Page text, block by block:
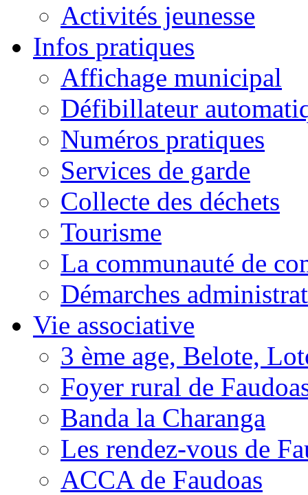
Activités jeunesse
Infos pratiques
Affichage municipal
Défibillateur
Numéros pratiques
Services de garde
Collecte des déchets
Tourisme
La communauté de
Démarches
Vie associative
3 ème age, Belote,
Foyer rural de
Banda la Charanga
Les rendez-vous de
ACCA de Faudoas